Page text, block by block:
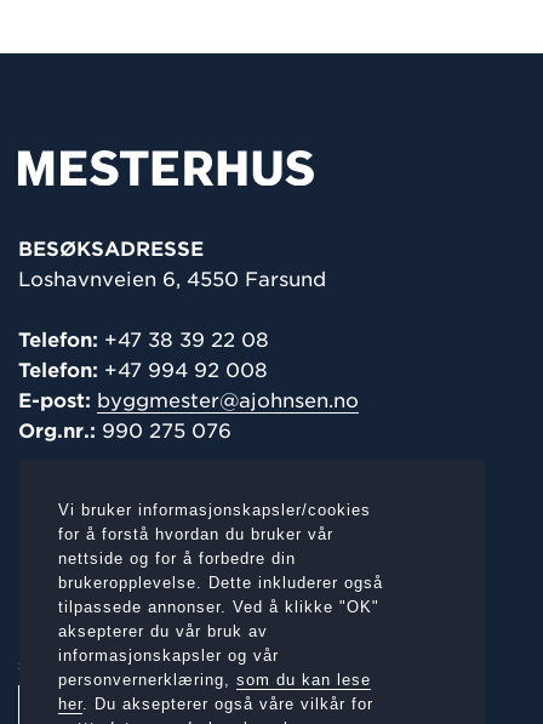
Vi bruker informasjonskapsler/cookies
for å forstå hvordan du bruker vår
nettside og for å forbedre din
brukeropplevelse. Dette inkluderer også
tilpassede annonser. Ved å klikke "OK"
aksepterer du vår bruk av
informasjonskapsler og vår
personvernerklæring, som du kan lese
her . Du aksepterer også våre vilkår for
BESØKSADRESSE
Loshavnveien 6, 4550 Farsund
Telefon: +47 38 39 22 08
Telefon: +47 994 92 008
E-post: byggmester@ajohnsen.no
Org.nr.: 990 275 076
Postboks 266, 4553 Farsund
SOSIALE MEDIER: